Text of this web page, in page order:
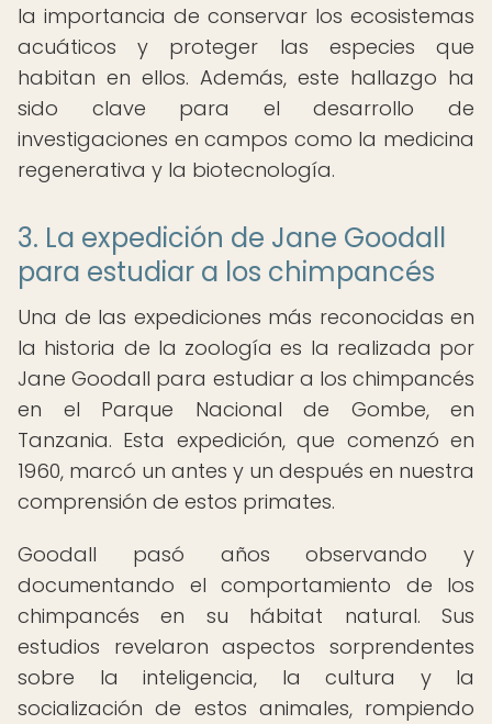
la importancia de conservar los ecosistemas
acuáticos y proteger las especies que
habitan en ellos. Además, este hallazgo ha
sido clave para el desarrollo de
investigaciones en campos como la medicina
regenerativa y la biotecnología.
3. La expedición de Jane Goodall
para estudiar a los chimpancés
Una de las expediciones más reconocidas en
la historia de la zoología es la realizada por
Jane Goodall para estudiar a los chimpancés
en el Parque Nacional de Gombe, en
Tanzania. Esta expedición, que comenzó en
1960, marcó un antes y un después en nuestra
comprensión de estos primates.
Goodall pasó años observando y
documentando el comportamiento de los
chimpancés en su hábitat natural. Sus
estudios revelaron aspectos sorprendentes
sobre la inteligencia, la cultura y la
socialización de estos animales, rompiendo